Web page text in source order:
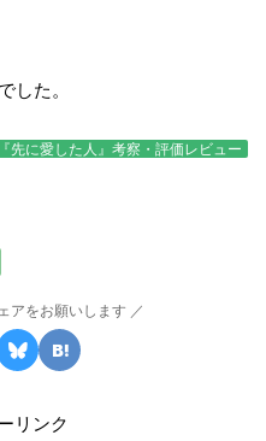
した。
『先に愛した人』考察・評価レビュー
アをお願いします
リンク